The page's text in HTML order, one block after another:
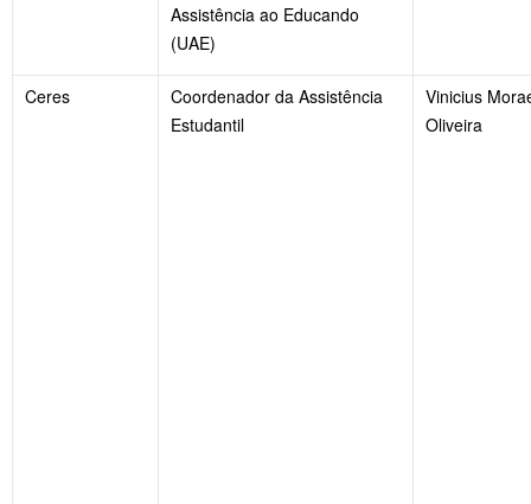
Assistência ao Educando
(UAE)
Ceres
Coordenador da Assistência
Estudantil
Vinicius
Oliveira